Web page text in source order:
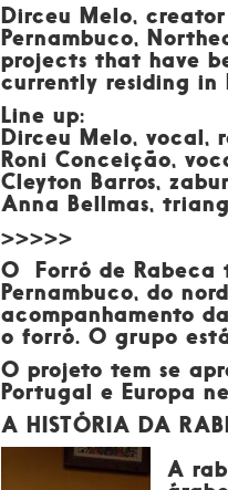
Dirceu Melo,
Pernambuco,
projects that have
currently residing in
Line up:
Dirceu Melo, vocal,
Roni Conceição,
Cleyton Barros,
Anna Bellmas,
>>>>>
OForró de Rabeca
Pernambuco, do
acompanhamento
o forró. O grupo
O projeto tem se
Portugal e Europa
A HISTÓRIA DA
A